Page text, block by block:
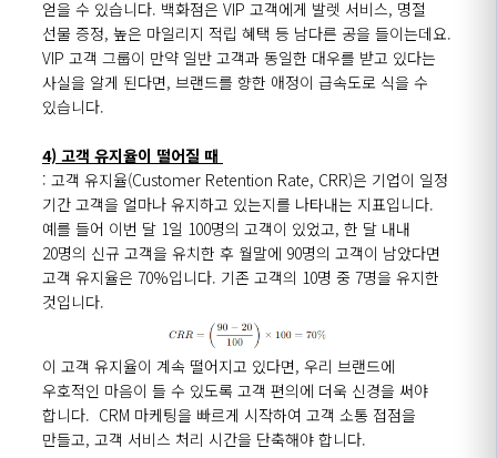
얻을 수 있습니다. 백화점은 VIP 고객에게 발렛 서비스, 명절
선물 증정, 높은 마일리지 적립 혜택 등 남다른 공을 들이는데요.
VIP 고객 그룹이 만약 일반 고객과 동일한 대우를 받고 있다는
사실을 알게 된다면, 브랜드를 향한 애정이 급속도로 식을 수
있습니다.
4) 고객 유지율이 떨어질 때
: 고객 유지율(Customer Retention Rate, CRR)은 기업이 일정
기간 고객을 얼마나 유지하고 있는지를 나타내는 지표입니다.
예를 들어 이번 달 1일 100명의 고객이 있었고, 한 달 내내
20명의 신규 고객을 유치한 후 월말에 90명의 고객이 남았다면
고객 유지율은 70%입니다. 기존 고객의 10명 중 7명을 유지한
것입니다.
이 고객 유지율이 계속 떨어지고 있다면, 우리 브랜드에
우호적인 마음이 들 수 있도록 고객 편의에 더욱 신경을 써야
합니다. CRM 마케팅을 빠르게 시작하여 고객 소통 접점을
만들고, 고객 서비스 처리 시간을 단축해야 합니다.